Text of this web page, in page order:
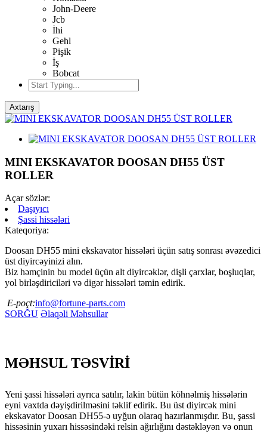
John-Deere
Jcb
İhi
Gehl
Pişik
İş
Bobcat
Axtarış
MINI EKSKAVATOR DOOSAN DH55 ÜST
ROLLER
Açar sözlər:
Daşıyıcı
Şassi hissələri
Kateqoriya:
Doosan DH55 mini ekskavator hissələri üçün satış sonrası əvəzedici
üst diyircəyinizi alın.
Biz həmçinin bu model üçün alt diyircəklər, dişli çarxlar, boşluqlar,
yol birləşdiriciləri və digər hissələri təmin edirik.
E-poçt:info@fortune-parts.com
SORĞU Əlaqəli Məhsullar
MƏHSUL TƏSVİRİ
Yeni şassi hissələri ayrıca satılır, lakin bütün köhnəlmiş hissələrin
eyni vaxtda dəyişdirilməsini təklif edirik. Bu üst diyircək mini
ekskavator Doosan DH55-ə uyğun olaraq hazırlanmışdır. Bu, şassi
hissəsinin yuxarı hissəsindəki relsin ağırlığını dəstəkləyən və onun